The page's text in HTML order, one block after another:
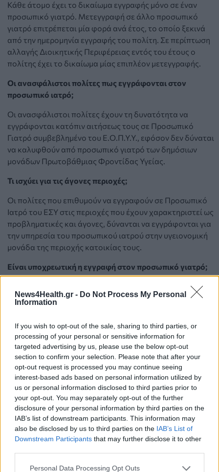
News4Health.gr - Do Not Process My Personal
Information
If you wish to opt-out of the sale, sharing to third parties, or
processing of your personal or sensitive information for
targeted advertising by us, please use the below opt-out
section to confirm your selection. Please note that after your
opt-out request is processed you may continue seeing
interest-based ads based on personal information utilized by
us or personal information disclosed to third parties prior to
your opt-out. You may separately opt-out of the further
disclosure of your personal information by third parties on the
IAB’s list of downstream participants. This information may
also be disclosed by us to third parties on the IAB’s List of
Downstream Participants that may further disclose it to other
Personal Data Processing Opt Outs
Κάθε άτομο έχει το δικαίωμα εγγραφής μόνο σε έναν
προσωπικό γιατρό. Μετεγγραφή σε άλλο προσωπικό
γιατρό επιτρέπεται μία φορά ανά έτος, το οποίο ξεκινά
από την ημερομηνία εγγραφής του πολίτη. Σε περίπτωση
αλλαγής Διοικητικής Περιφέρειας εντός του έτους ο
πολίτης έχει το δικαίωμα μίας επιπλέον μετεγγραφής.
Οι ανασφάλιστοι πολίτες πως εγγράφονται στον
προσωπικό ιατρό;
Οι ανασφάλιστοι πολίτες έχουν τη δυνατότητα να
εγγράφονται κατόπιν αιτήσεως τους σε Προσωπικό
Γιατρό συμβεβλημένο του Ε.Ο.Π.Υ.Υ., εφόσον δεν δύναται
να καλυφθούν από προσωπικό γιατρό των δημόσιων
μονάδων Πρωτοβάθμιας Φροντίδας Υγείας.
Τι ισχύει για τις άγονες περιοχές;
Οι πολίτες που επιθυμούν να εγγραφούν σε Προσωπικό
Ιατρό του ΕΣΥ στις περιοχές που έχουν χαρακτηριστεί ως
προβληματικές και άγονες, δύνανται να εγγράφονται για
την υπηρεσία του προσωπικού ιατρού στην υγειονομική
μονάδα της περιοχής κατοικίας τους.
Είναι υποχρεωτική η εγγραφή στον προσωπικό γιατρό;
προσωπικού γιατρού να προωθηθεί η αλλαγή κουλτούρας
διατηρούν συνήθως ως γονείς με τους παιδίατρους των
παιδιών τους. Συνεπώς δεν γίνεται λόγος για
υποχρεωτικότητα εγγραφής. Ωστόσο, διαμορφώνεται ένα
πλαίσιο κινήτρων για τους πολίτες ώστε να επιλέγουν την
εγγραφή.
Ποια είναι τα κίνητρα για τους πολίτες ώστε να
εγγραφούν στον προσωπικό γιατρό;
Όσοι εγγραφούν θα έχουν προτεραιότητα από 1/1/2023,
κατά τον προγραμματισμό των επισκέψεών τους στα
τακτικά εξωτερικά ιατρεία σε δημόσιες μονάδες
δευτεροβάθμιας και τριτοβάθμιας φροντίδας υγείας.